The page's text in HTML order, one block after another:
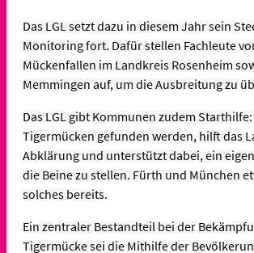
Das LGL setzt dazu in diesem Jahr sein
Monitoring fort. Dafür stellen Fachleute
Mückenfallen im Landkreis Rosenheim
Memmingen auf, um die Ausbreitung zu
Das LGL gibt Kommunen zudem
Tigermücken gefunden werden, hilft das
Abklärung und unterstützt dabei, ein
die Beine zu stellen. Fürth und München
solches bereits.
Ein zentraler Bestandteil bei der
Tigermücke sei die Mithilfe der